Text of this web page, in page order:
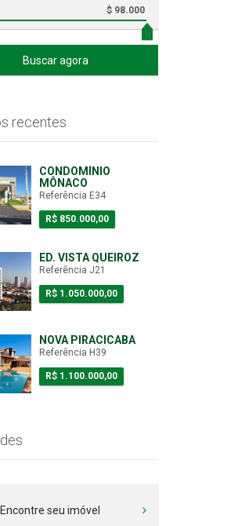
$ 98.000
Buscar agora
recentes
CONDOMÍNIO
MÔNACO
Referência E34
R$ 850.000,00
ED. VISTA QUEIROZ
Referência J21
R$ 1.050.000,00
NOVA PIRACICABA
Referência H39
R$ 1.100.000,00
Encontre seu imóvel